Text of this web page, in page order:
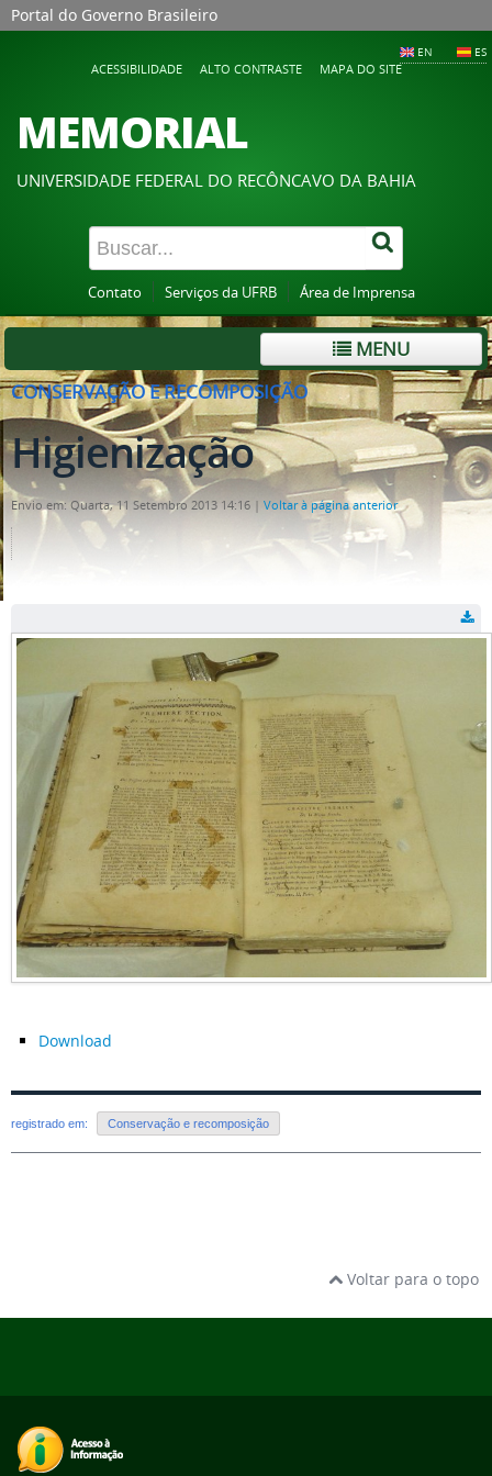
Portal do Governo Brasileiro
EN ES
ACESSIBILIDADE ALTO CONTRASTE MAPA DO SITE
MEMORIAL
UNIVERSIDADE FEDERAL DO RECÔNCAVO DA BAHIA
Contato Serviços da UFRB Área de Imprensa
MENU
CONSERVAÇÃO E RECOMPOSIÇÃO
Higienização
Envio em: Quarta, 11 Setembro 2013 14:16 | Voltar à página anterior
Download
registrado em: Conservação e recomposição
Voltar para o topo